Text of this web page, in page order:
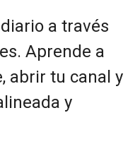
a través
Aprende a
abrir tu canal y
y